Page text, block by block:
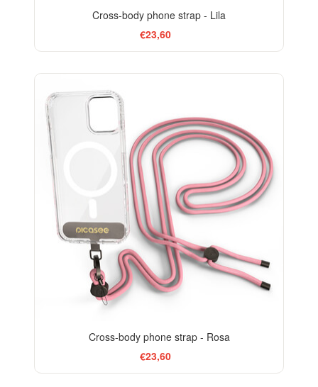
Cross-body phone strap - Lila
€23,60
Cross-body phone strap - Rosa
€23,60